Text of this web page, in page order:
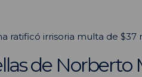
ratificó irrisoria multa de $37
de Norberto